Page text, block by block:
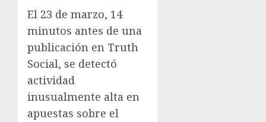
El 23 de marzo, 14
minutos antes de una
publicación en Truth
Social, se detectó
actividad
inusualmente alta en
apuestas sobre el